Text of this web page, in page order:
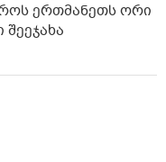
ერთმანეთს ორი